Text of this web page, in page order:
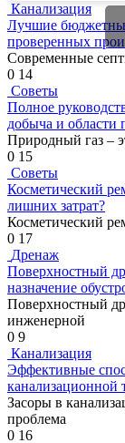
Канализация
Лучшие
проверенных
Современные
0 14
Советы
Полное
добыча и области
Природный газ –
0 15
Советы
Косметический
лишних затрат?
Косметический
0 17
Дренаж
Поверхностный
назначение
Поверхностный
инженерной
0 9
Канализация
Эффективные
канализационной
Засоры в
проблема
0 16